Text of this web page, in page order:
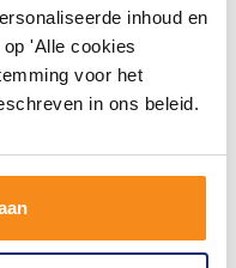
inhoud en
'Alle cookies
voor het
in ons beleid.
Meer info